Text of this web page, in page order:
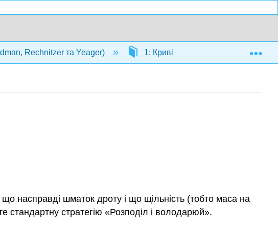
Rechnitzer та Yeager) 1: Криві 1.6: Інтеграція
насправді шматок дроту і що щільність (тобто маса на
стандартну стратегію «Розподіл і володарюй».